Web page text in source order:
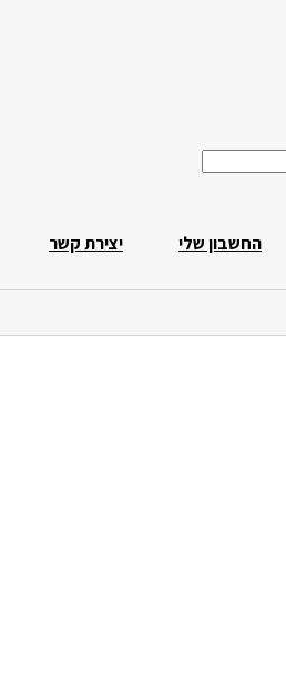
יצירת קשר החשבון שלי